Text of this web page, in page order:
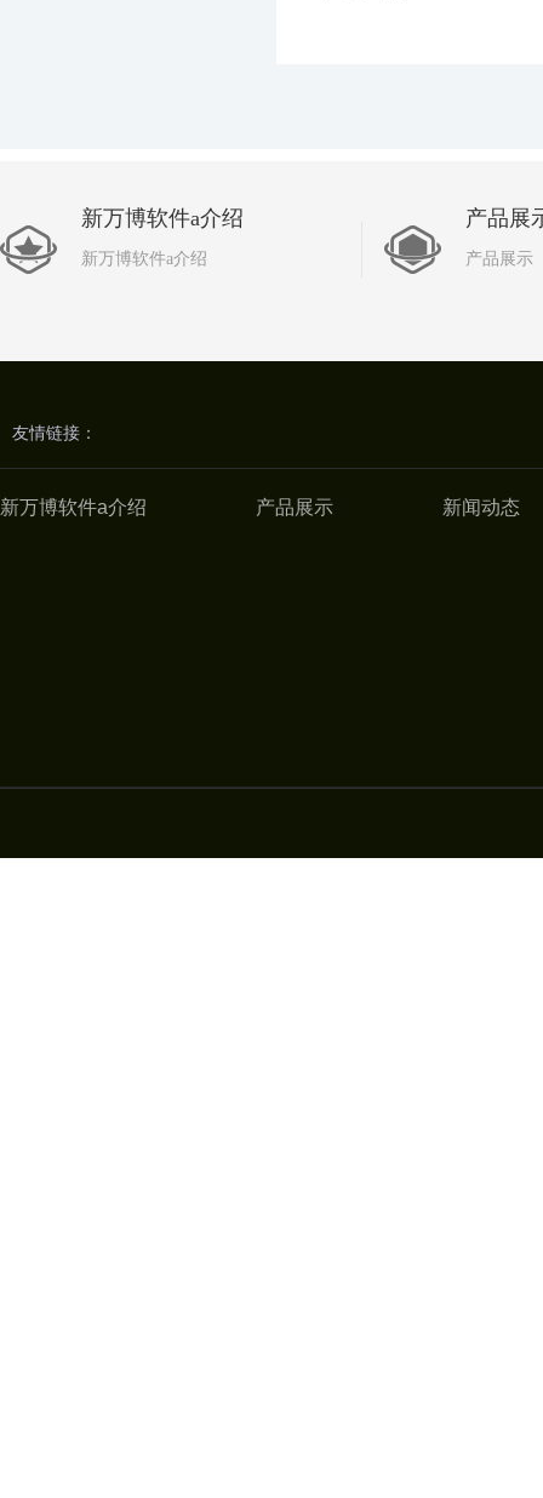
新万博软件a介绍
新万博软件a介绍
产品展
产品展示
友情链接：
新万博软件a介绍 产品展示 新闻动态